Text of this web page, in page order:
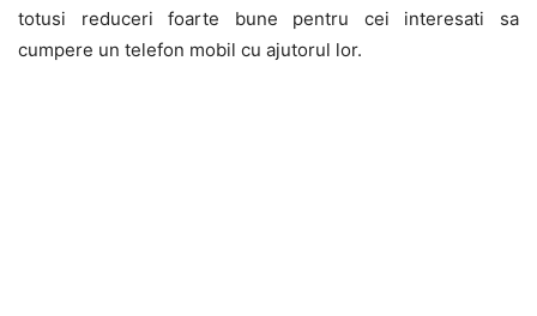
totusi reduceri foarte bune pentru cei interesati sa
cumpere un telefon mobil cu ajutorul lor.